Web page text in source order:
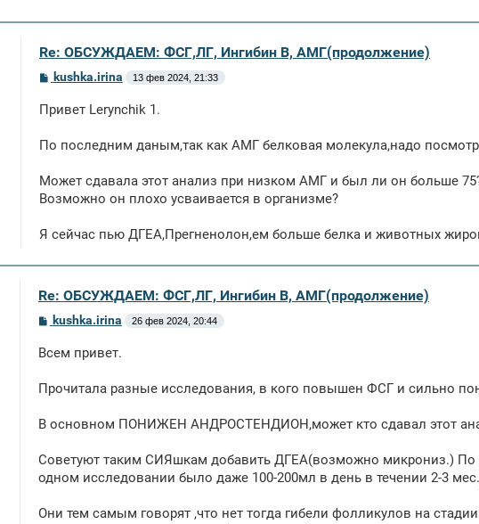
Re: ОБСУЖДАЕМ: ФСГ,ЛГ, Ингибин В, АМГ(продолжение)
С
б
н
е
kushka.irina 13 фев 2024, 21:33
Привет Lerynchik 1.
По последним даным,так как АМГ белковая молекула,надо
Может сдавала этот анализ при низком АМГ и был ли он больше
Возможно он плохо усваивается в организме?
Я сейчас пью ДГЕА,Прегненолон,ем больше белка и животных
Re: ОБСУЖДАЕМ: ФСГ,ЛГ, Ингибин В, АМГ(продолжение)
С
б
н
kushka.irina 26 фев 2024, 20:44
Всем привет.
Прочитала разные исследования, в кого повышен ФСГ и сильно
В основном ПОНИЖЕН АНДРОСТЕНДИОН,может кто сдавал этот
Советуют таким СИЯшкам добавить ДГЕА(возможно микрониз.)
одном исследовании было даже 100-200мл в день в течении 2-3
Они тем самым говорят ,что нет тогда гибели фолликулов на